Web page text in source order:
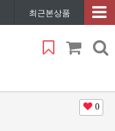
최근본상품
0